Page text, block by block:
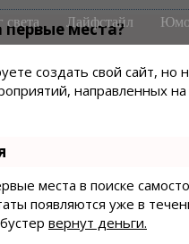
первые места?
создать свой сайт,
направленных
места в поиске
появляются уже в
вернут деньги.
света Лайфстайл